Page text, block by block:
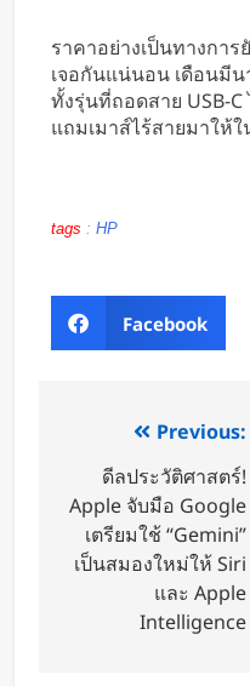
ราคาอย่างเป็นทางกา
เจอกันแน่นอน เดือนมีน
ทั้งรุ่นที่ถอดสาย USB-
แถมเมาส์ไร้สายมาให้ใ
tags : HP
Facebook
Previous:
ดีลประวัติศาสตร์!
Apple จับมือ Google
เตรียมใช้ “Gemini”
เป็นสมองใหม่ให้ Siri
และ Apple
Intelligence